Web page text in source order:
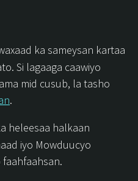
ka sameysan kartaa
Si lagaaga caawiyo
mid cusub, la tasho
.
heleesaa halkaan
iyo Mowduucyo